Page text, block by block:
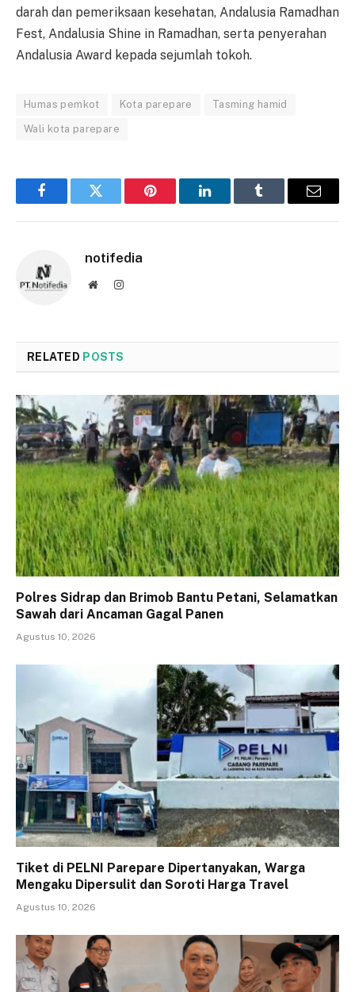
darah dan pemeriksaan kesehatan, Andalusia Ramadhan
Fest, Andalusia Shine in Ramadhan, serta penyerahan
Andalusia Award kepada sejumlah tokoh.
Humas pemkot Kota parepare Tasming hamid
Wali kota parepare
FacebookTwitter Pinterest LinkedInTumblr Email
notifedia
WebsiteInstagram
RELATED POSTS
Polres Sidrap dan Brimob Bantu Petani, Selamatkan
Sawah dari Ancaman Gagal Panen
Agustus 10, 2026
Tiket di PELNI Parepare Dipertanyakan, Warga
Mengaku Dipersulit dan Soroti Harga Travel
Agustus 10, 2026